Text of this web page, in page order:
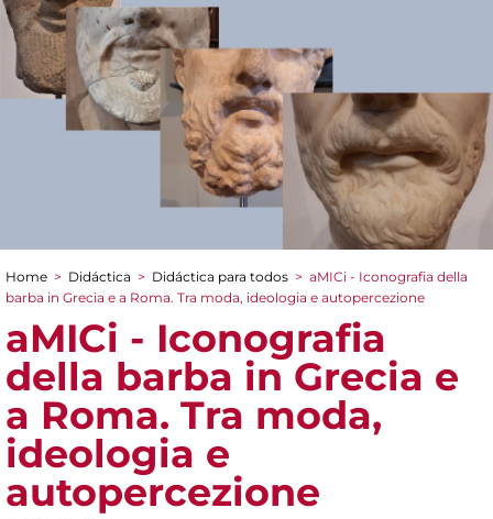
You are here
Home > Didáctica > Didáctica para todos > aMICi - Iconografia della
barba in Grecia e a Roma. Tra moda, ideologia e autopercezione
aMICi - Iconografia
della barba in Grecia e
a Roma. Tra moda,
ideologia e
autopercezione